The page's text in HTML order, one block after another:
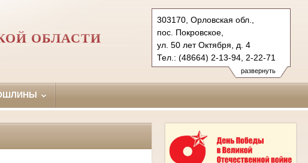
развернуть
303170, Орловская обл.,
пос. Покровское,
ул. 50 лет Октября, д. 4
Тел.: (48664) 2-13-94, 2-22-71
pokrovsky.orl@sudrf.ru
ОБЛАСТИ